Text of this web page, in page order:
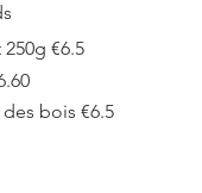
€6.5
bois €6.5